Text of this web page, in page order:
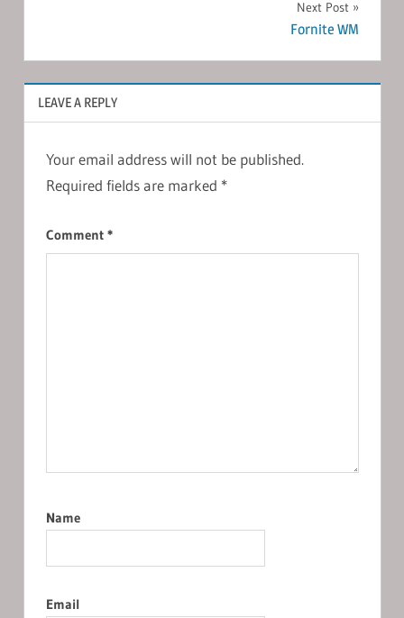
Next Post
Fornite WM
LEAVE A REPLY
Your email address will not be published.
Required fields are marked *
Comment *
Name
Email